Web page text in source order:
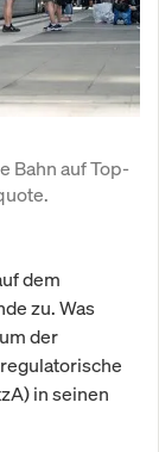
Bahn auf Top-
dem
zu. Was
der
in seinen